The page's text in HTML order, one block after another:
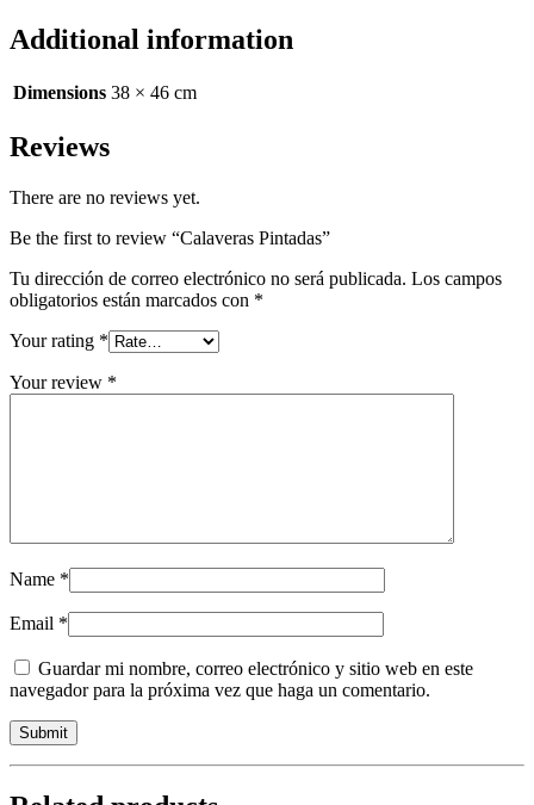
Additional information
Dimensions 38 × 46 cm
Reviews
There are no reviews yet.
Be the first to review “Calaveras Pintadas”
Tu dirección de correo electrónico no será publicada. Los campos
obligatorios están marcados con *
Your rating *
Your review *
Name *
Email *
Guardar mi nombre, correo electrónico y sitio web en este
navegador para la próxima vez que haga un comentario.